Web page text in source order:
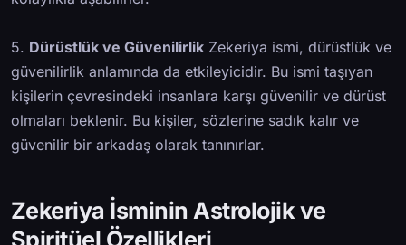
5. Dürüstlük ve Güvenilirlik Zekeriya ismi, dürüstlük ve
güvenilirlik anlamında da etkileyicidir. Bu ismi taşıyan
kişilerin çevresindeki insanlara karşı güvenilir ve dürüst
olmaları beklenir. Bu kişiler, sözlerine sadık kalır ve
güvenilir bir arkadaş olarak tanınırlar.
Zekeriya İsminin Astrolojik ve
Spiritüel Özellikleri